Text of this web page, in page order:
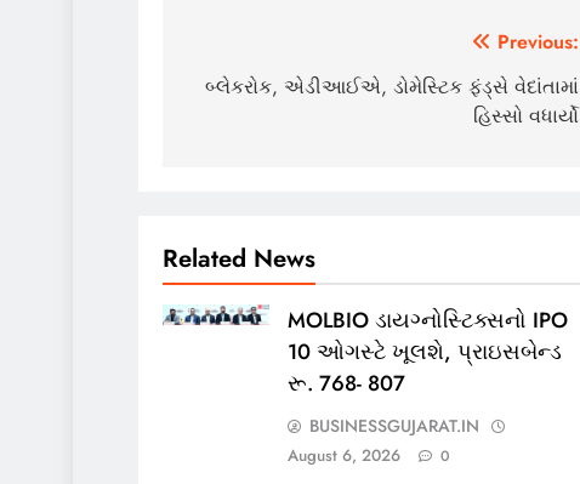
navigation
Previous:
બ્લેકરોક, એડીઆઈએ, ડોમેસ્ટિક ફંડ્સે વેદાંતામાં
હિસ્સો વધાર્યો
Related News
MOLBIO ડાયગ્નોસ્ટિક્સનો IPO
10 ઓગસ્ટે ખૂલશે, પ્રાઇસબેન્ડ
રૂ. 768- 807
BUSINESSGUJARAT.IN
August 6, 2026 0